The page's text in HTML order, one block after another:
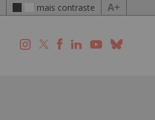
mais contraste A+